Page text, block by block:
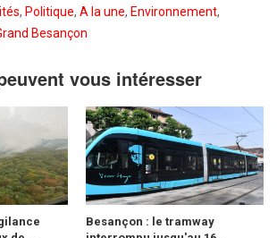
, Politique, A la une, Environnement,
Besançon
vous intéresser
Besançon : le tramway